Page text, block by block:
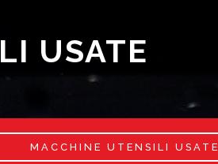
USATE
MACCHINE UTENSILI USATE